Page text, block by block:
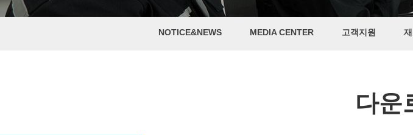
NOTICE&NEWS MEDIA CENTER 고객지원
다운